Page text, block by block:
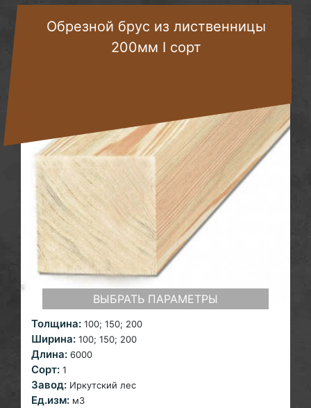
Обрезной брус из лиственницы
200мм I сорт
ВЫБРАТЬ ПАРАМЕТРЫ
Толщина: 100; 150; 200
Ширина: 100; 150; 200
Длина: 6000
Сорт: 1
Завод: Иркутский лес
Ед.изм: м3